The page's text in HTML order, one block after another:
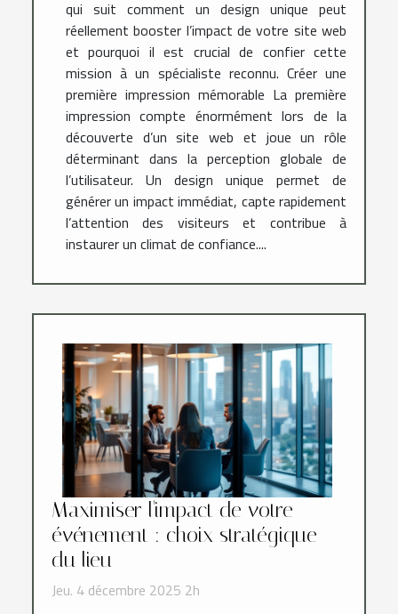
qui suit comment un design unique peut
réellement booster l’impact de votre site web
et pourquoi il est crucial de confier cette
mission à un spécialiste reconnu. Créer une
première impression mémorable La première
impression compte énormément lors de la
découverte d’un site web et joue un rôle
déterminant dans la perception globale de
l’utilisateur. Un design unique permet de
générer un impact immédiat, capte rapidement
l’attention des visiteurs et contribue à
instaurer un climat de confiance....
Maximiser l'impact de votre
événement : choix stratégique
du lieu
Jeu. 4 décembre 2025 2h